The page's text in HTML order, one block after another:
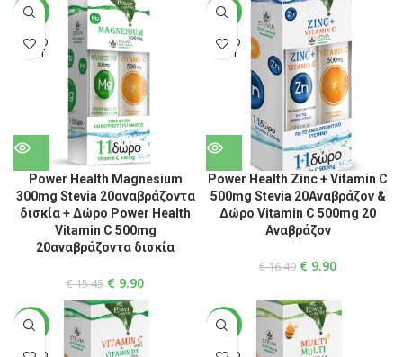
-36%
SOLD
OUT
Power Health Magnesium
300mg Stevia 20αναβράζοντα
δισκία + Δώρο Power Health
Vitamin C 500mg
20αναβράζοντα δισκία
€15.45 € 9.90
-40%
SOLD
OUT
Power Health Zinc + Vitamin C
500mg Stevia 20Αναβράζον &
Δώρο Vitamin C 500mg 20
Αναβράζον
€16.49 € 9.90
-40% -37%